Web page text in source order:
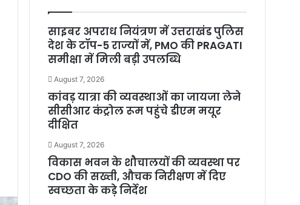
साइबर अपराध नियंत्रण में उत्तराखंड पुलिस
देश के टॉप-5 राज्यों में, PMO की PRAGATI
समीक्षा में मिली बड़ी उपलब्धि
August 7, 2026
कांवड़ यात्रा की व्यवस्थाओं का जायजा लेने
सीसीआर कंट्रोल रूम पहुंचे डीएम मयूर
दीक्षित
August 7, 2026
विकास भवन के शौचालयों की व्यवस्था पर
CDO की सख्ती, औचक निरीक्षण में दिए
स्वच्छता के कड़े निर्देश